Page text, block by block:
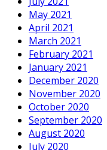
May 2021
April 2021
March 2021
February 2021
January 2021
December 2020
November 2020
October 2020
September 2020
August 2020
July 2020